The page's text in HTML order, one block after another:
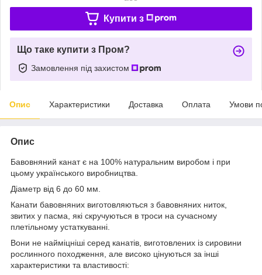
Купити з
Що таке купити з Пром?
Замовлення під захистом
Опис Характеристики Доставка Оплата Умови
Опис
Бавовняний канат є на 100% натуральним виробом і при
цьому українського виробництва.
Діаметр від 6 до 60 мм.
Канати бавовняних виготовляються з бавовняних ниток,
звитих у пасма, які скручуються в троси на сучасному
плетільному устаткуванні.
Вони не найміцніші серед канатів, виготовлених із сировини
рослинного походження, але високо цінуються за інші
характеристики та властивості: